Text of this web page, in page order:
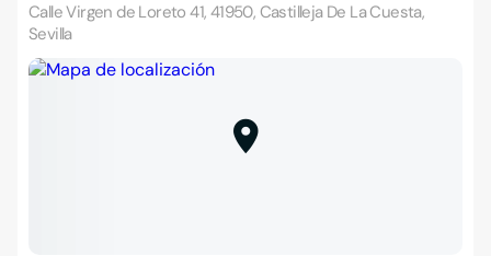
Calle Virgen de Loreto 41, 41950, Castilleja De La Cuesta,
Sevilla